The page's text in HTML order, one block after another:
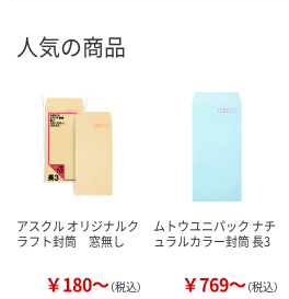
人気の商品
アスクル オリジナルク
ラフト封筒 窓無し
￥180～（税込）
ムトウユニパック ナチ
ュラルカラー封筒 長3
￥769～（税込）